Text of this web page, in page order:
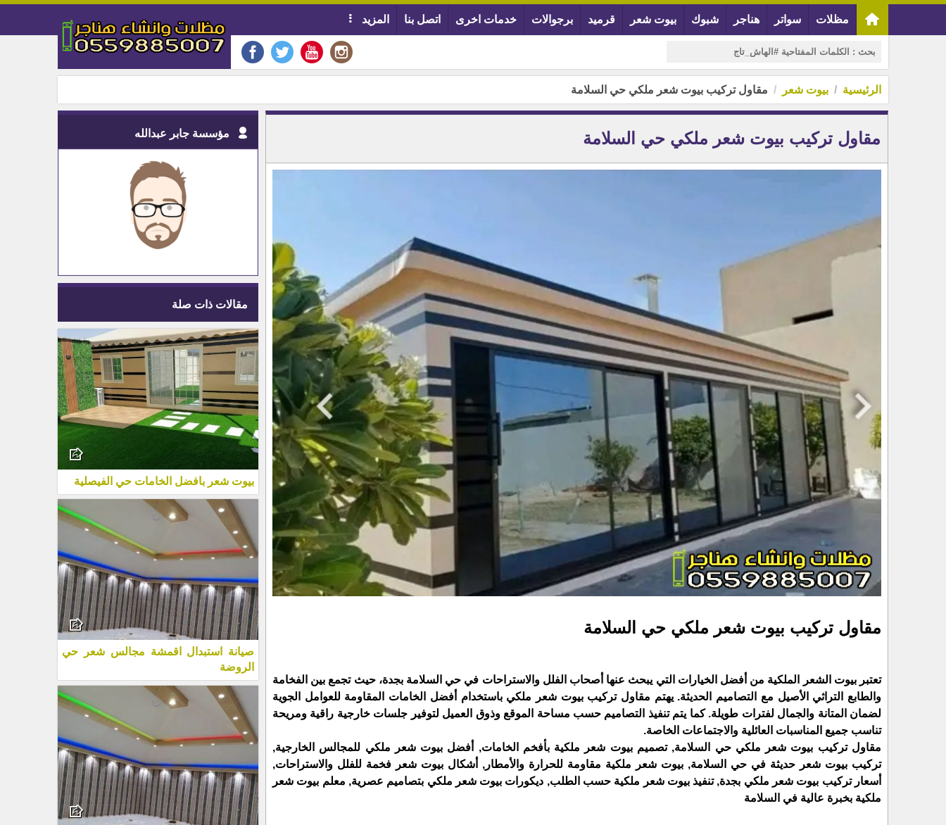
مظلات سواتر هناجر شبوك بيوت شعر قرميد برجوالات خدمات اخرى اتصل بنا المزيد
الرئيسية بيوت شعر مقاول تركيب بيوت شعر ملكي حي السلامة
مقاول تركيب بيوت شعر ملكي حي السلامة
مقاول تركيب بيوت شعر ملكي حي السلامة
تعتبر بيوت الشعر الملكية من أفضل الخيارات التي يبحث عنها أصحاب الفلل والاستراحات في حي السلامة بجدة، حيث تجمع بين الفخامة
والطابع التراثي الأصيل مع التصاميم الحديثة. يهتم مقاول تركيب بيوت شعر ملكي باستخدام أفضل الخامات المقاومة للعوامل الجوية
لضمان المتانة والجمال لفترات طويلة. كما يتم تنفيذ التصاميم حسب مساحة الموقع وذوق العميل لتوفير جلسات خارجية راقية ومريحة
تناسب جميع المناسبات العائلية والاجتماعات الخاصة.
مقاول تركيب بيوت شعر ملكي حي السلامة, تصميم بيوت شعر ملكية بأفخم الخامات, أفضل بيوت شعر ملكي للمجالس الخارجية,
تركيب بيوت شعر حديثة في حي السلامة, بيوت شعر ملكية مقاومة للحرارة والأمطار, أشكال بيوت شعر فخمة للفلل والاستراحات,
أسعار تركيب بيوت شعر ملكي بجدة, تنفيذ بيوت شعر ملكية حسب الطلب, ديكورات بيوت شعر ملكي بتصاميم عصرية, معلم بيوت شعر
ملكية بخبرة عالية في السلامة
مؤسسة جابر عبدالله
مقالات ذات صلة
بيوت شعر بافضل الخامات حي الفيصلية
صيانة استبدال اقمشة مجالس شعر حي
الروضة